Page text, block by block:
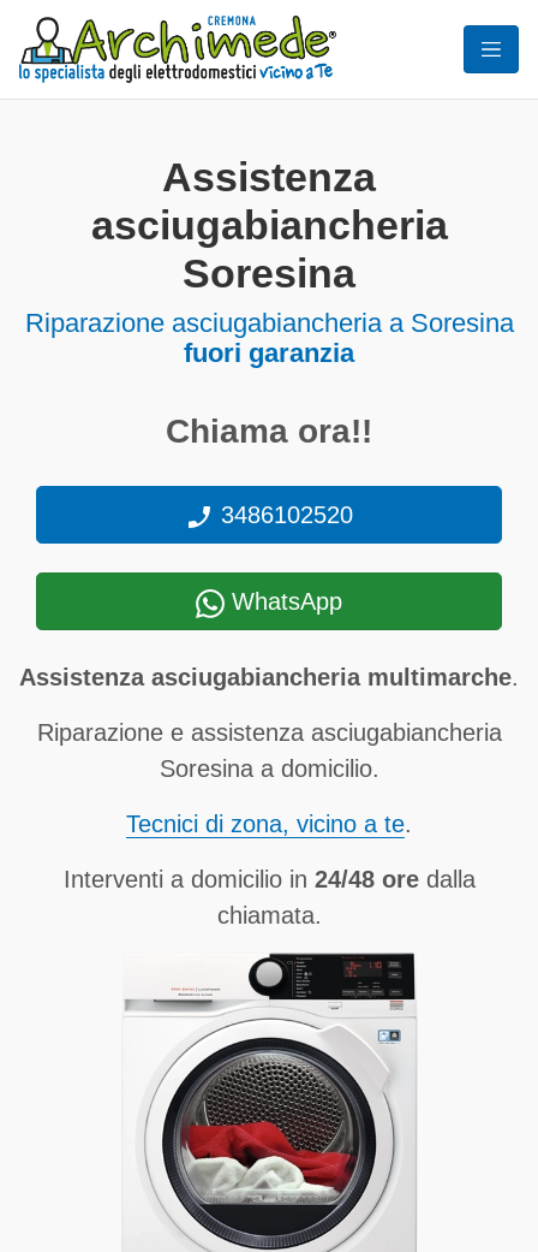
Assistenza
asciugabiancheria
Soresina
Riparazione asciugabiancheria a Soresina
fuori garanzia
Chiama ora!!
3486102520
WhatsApp
Assistenza asciugabiancheria multimarche.
Riparazione e assistenza asciugabiancheria
Soresina a domicilio.
Tecnici di zona, vicino a te.
Interventi a domicilio in 24/48 oredalla
chiamata.